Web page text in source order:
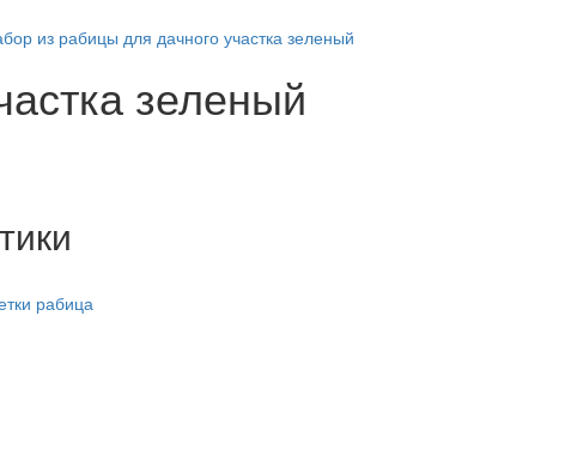
из рабицы для дачного участка зеленый
зеленый
рабица